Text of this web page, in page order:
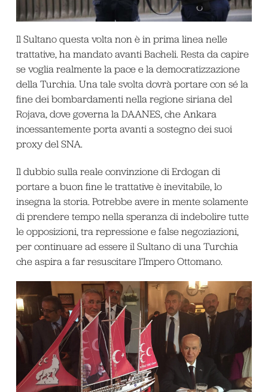
Il Sultano questa volta non è in prima linea nelle
trattative, ha mandato avanti Bacheli. Resta da capire
se voglia realmente la pace e la democratizzazione
della Turchia. Una tale svolta dovrà portare con sé la
fine dei bombardamenti nella regione siriana del
Rojava, dove governa la DAANES, che Ankara
incessantemente porta avanti a sostegno dei suoi
proxy del SNA.
Il dubbio sulla reale convinzione di Erdogan di
portare a buon fine le trattative è inevitabile, lo
insegna la storia. Potrebbe avere in mente solamente
di prendere tempo nella speranza di indebolire tutte
le opposizioni, tra repressione e false negoziazioni,
per continuare ad essere il Sultano di una Turchia
che aspira a far resuscitare l’Impero Ottomano.